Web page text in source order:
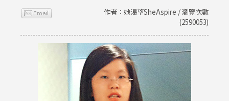
作者：她渴望SheAspire / 瀏覽次數
(2590053)